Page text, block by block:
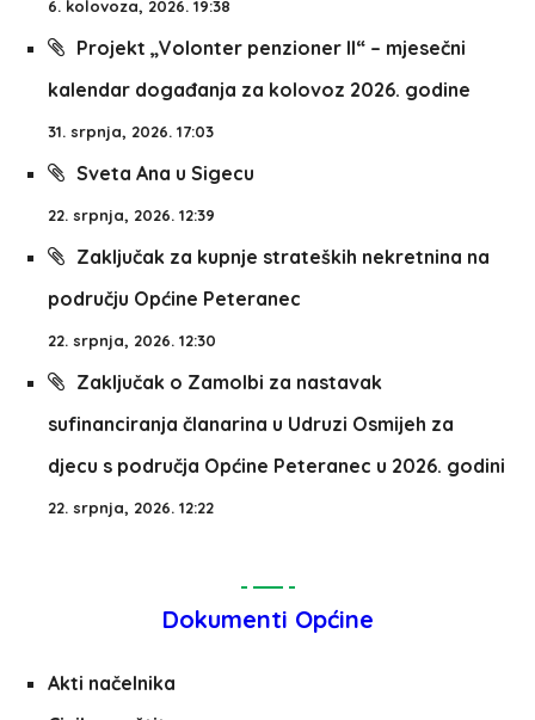
6. kolovoza, 2026. 19:38
Projekt „Volonter penzioner II“ – mjesečni
kalendar događanja za kolovoz 2026. godine
31. srpnja, 2026. 17:03
Sveta Ana u Sigecu
22. srpnja, 2026. 12:39
Zaključak za kupnje strateških nekretnina na
području Općine Peteranec
22. srpnja, 2026. 12:30
Zaključak o Zamolbi za nastavak
sufinanciranja članarina u Udruzi Osmijeh za
djecu s područja Općine Peteranec u 2026. godini
22. srpnja, 2026. 12:22
Dokumenti Općine
Akti načelnika